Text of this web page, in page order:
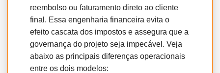
reembolso ou faturamento direto ao cliente
final. Essa engenharia financeira evita o
efeito cascata dos impostos e assegura que a
governança do projeto seja impecável. Veja
abaixo as principais diferenças operacionais
entre os dois modelos: